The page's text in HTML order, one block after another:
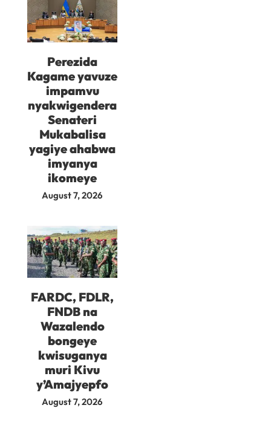
Perezida
Kagame yavuze
impamvu
nyakwigendera
Senateri
Mukabalisa
yagiye ahabwa
imyanya
ikomeye
August 7, 2026
FARDC, FDLR,
FNDB na
Wazalendo
bongeye
kwisuganya
muri Kivu
y’Amajyepfo
August 7, 2026